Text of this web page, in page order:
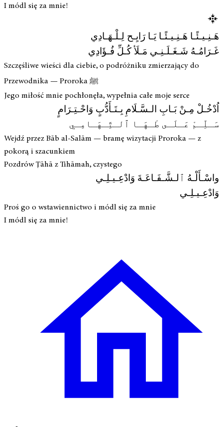
I módl się za mnie!
هَـنِـيـئًـا هَـنِـيـئًـا يَـا رَايِـح لِـلْـهَـادِي
غَـرَامُـهُ شَـغَـلَـنِـي مَـلَأ كُـلِّ فُـؤَادِي
Szczęśliwe wieści dla ciebie, o podróżniku zmierzający do
Przewodnika — Proroka ﷺ
Jego miłość mnie pochłonęła, wypełnia całe moje serce
اُدْخُـلْ مِـنْ بَـابِ الـسَّـلَامِ بِـتَـأَدُّبٍ وَاحْـتِـرَامٍ
سَـلِّـمْ عَـلَـى طٰـهَـا ٱلـتِّـهَـامِـي
Wejdź przez Bāb al-Salām — bramę wizytacji Proroka — z
pokorą i szacunkiem
Pozdrów Ṭāhā z Tihāmah, czystego
واسْـأَلْـهُ ٱلـشَّـفَـاعَـةَ وَادْعِـيـلِـي
وَادْعِـيـلِـي
Proś go o wstawiennictwo i módl się za mnie
I módl się za mnie!